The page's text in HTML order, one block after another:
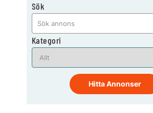
Sök
Kategori
Hitta Annonser